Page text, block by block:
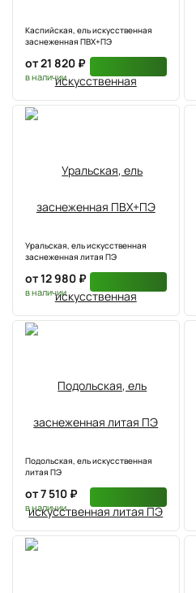
Каспийская, ель искусственная
заснеженная ПВХ+ПЭ
от 21 820 ₽
в наличии
Уральская, ель искусственная
заснеженная литая ПЭ
от 12 980 ₽
в наличии
Подольская, ель искусственная
литая ПЭ
от 7 510 ₽
в наличии